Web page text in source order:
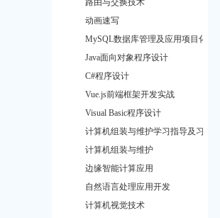
路由与交换技术
动画速写
MySQL数据库管理及应用项目化教程
Java面向对象程序设计
C#程序设计
Vue.js前端框架开发实战
Visual Basic程序设计
计算机组装与维护学习指导及习题集
计算机组装与维护
边缘智能计算应用
自然语言处理应用开发
计算机视觉技术